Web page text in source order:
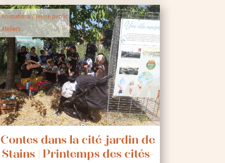
Animations / Jeune public
Ateliers
Contes dans la cité-jardin de
Stains | Printemps des cités-